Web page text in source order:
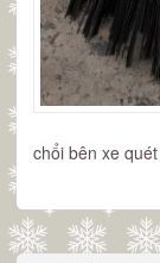
chổi bên xe